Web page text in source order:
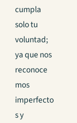
cumpla
solo tu
voluntad;
ya que nos
reconoce
mos
imperfecto
s y